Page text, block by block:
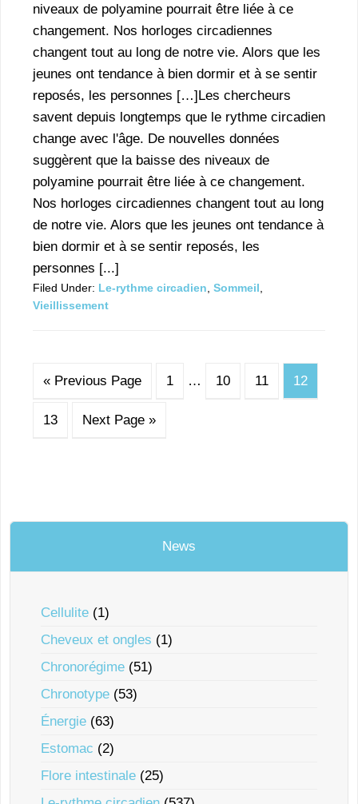
niveaux de polyamine pourrait être liée à ce
changement. Nos horloges circadiennes
changent tout au long de notre vie. Alors que les
jeunes ont tendance à bien dormir et à se sentir
reposés, les personnes […]Les chercheurs
savent depuis longtemps que le rythme circadien
change avec l'âge. De nouvelles données
suggèrent que la baisse des niveaux de
polyamine pourrait être liée à ce changement.
Nos horloges circadiennes changent tout au long
de notre vie. Alors que les jeunes ont tendance à
bien dormir et à se sentir reposés, les
personnes [...]
Filed Under: Le-rythme circadien Sommeil
Vieillissement
« Previous Page 1 … 10 11 12
13 Next Page »
News
Cellulite (1)
Cheveux et ongles (1)
Chronorégime (51)
Chronotype (53)
Énergie (63)
Estomac (2)
Flore intestinale (25)